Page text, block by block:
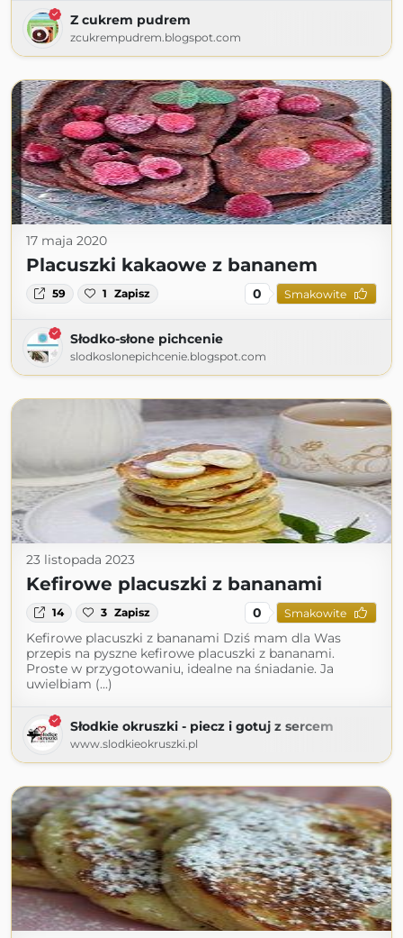
Z cukrem pudrem
zcukrempudrem.blogspot.com
17 maja 2020
Placuszki kakaowe z bananem
59 1 Zapisz 0 Smakowite
Słodko-słone pichcenie
slodkoslonepichcenie.blogspot.com
23 listopada 2023
Kefirowe placuszki z bananami
14 3 Zapisz 0 Smakowite
Kefirowe placuszki z bananami Dziś mam dla Was
przepis na pyszne kefirowe placuszki z bananami.
Proste w przygotowaniu, idealne na śniadanie. Ja
uwielbiam (...)
Słodkie okruszki - piecz i gotuj z sercem
www.slodkieokruszki.pl